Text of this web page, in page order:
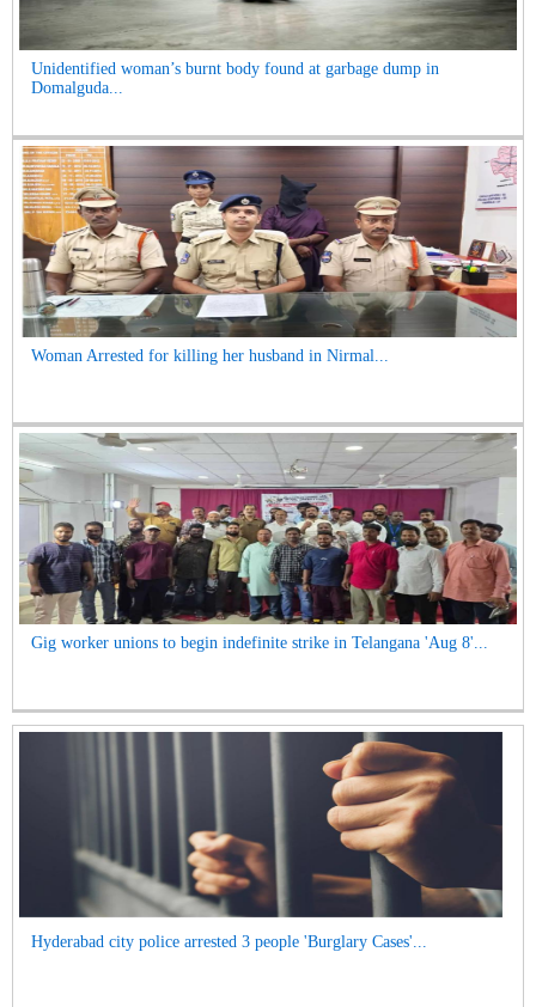
Unidentified woman’s burnt body found at garbage dump in
Domalguda...
Woman Arrested for killing her husband in Nirmal...
Gig worker unions to begin indefinite strike in Telangana 'Aug 8'...
Hyderabad city police arrested 3 people 'Burglary Cases'...